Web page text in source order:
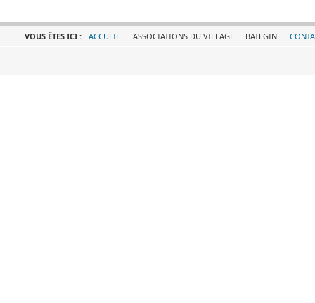
VOUS ÊTES ICI : ACCUEIL ASSOCIATIONS DU VILLAGE BATEGIN